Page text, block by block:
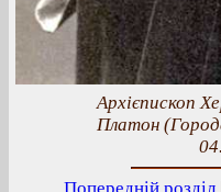
Архієпископ
Платон